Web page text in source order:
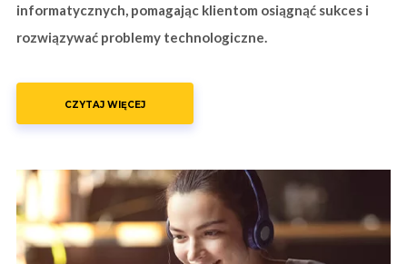
informatycznych, pomagając klientom osiągnąć sukces i
rozwiązywać problemy technologiczne.
CZYTAJ WIĘCEJ